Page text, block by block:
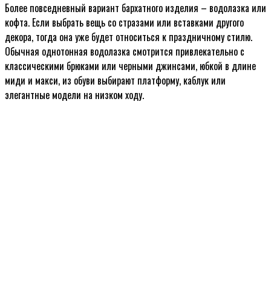
Более повседневный вариант бархатного изделия – водолазка или
кофта. Если выбрать вещь со стразами или вставками другого
декора, тогда она уже будет относиться к праздничному стилю.
Обычная однотонная водолазка смотрится привлекательно с
классическими брюками или черными джинсами, юбкой в длине
миди и макси, из обуви выбирают платформу, каблук или
элегантные модели на низком ходу.